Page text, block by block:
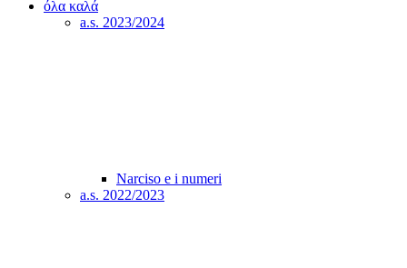
όλα καλά
a.s. 2023/2024
Narciso e i numeri
a.s. 2022/2023